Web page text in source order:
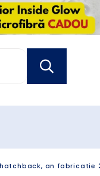
an fabricatie